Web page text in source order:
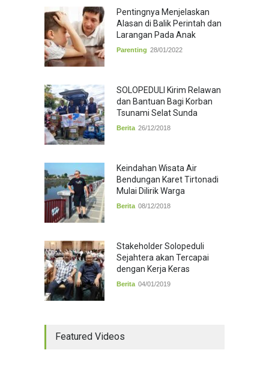
Pentingnya Menjelaskan
Alasan di Balik Perintah dan
Larangan Pada Anak
Parenting 28/01/2022
SOLOPEDULI Kirim Relawan
dan Bantuan Bagi Korban
Tsunami Selat Sunda
Berita 26/12/2018
Keindahan Wisata Air
Bendungan Karet Tirtonadi
Mulai Dilirik Warga
Berita 08/12/2018
Stakeholder Solopeduli
Sejahtera akan Tercapai
dengan Kerja Keras
Berita 04/01/2019
Featured Videos